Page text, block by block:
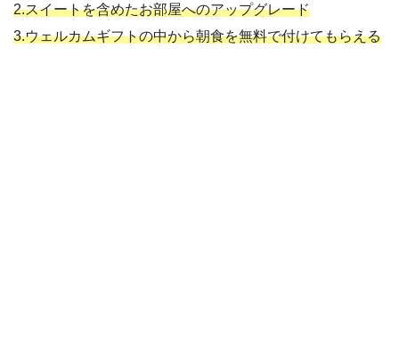
2.スイートを含めたお部屋へのアップグレード
3.ウェルカムギフトの中から朝食を無料で付けてもらえる